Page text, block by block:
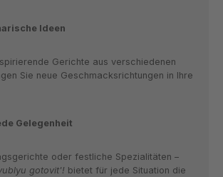
Ideen
Gerichte aus verschiedenen
Sie neue Geschmacksrichtungen in Ihre
Gelegenheit
oder festliche Spezialitäten –
gotovit'! bietet für jede Situation die